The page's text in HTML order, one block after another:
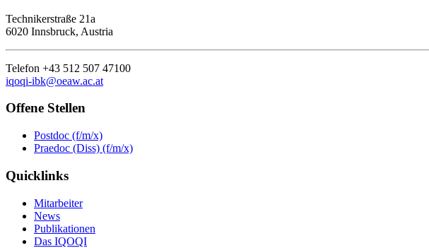
Technikerstraße 21a
6020 Innsbruck, Austria
Telefon +43 512 507 47100
iqoqi-ibk@oeaw.ac.at
Offene Stellen
Postdoc (f/m/x)
Praedoc (Diss) (f/m/x)
Quicklinks
Mitarbeiter
News
Publikationen
Das IQOQI